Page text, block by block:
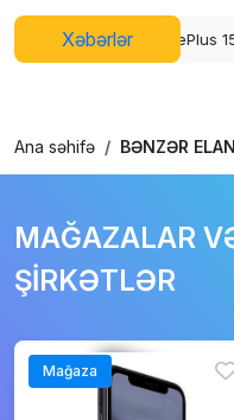
Xəbərlər
15T-nin rəsmi dizaynı və
Ana səhifə BƏNZƏR
MAĞAZALAR
ŞİRKƏTLƏR
Mağaza